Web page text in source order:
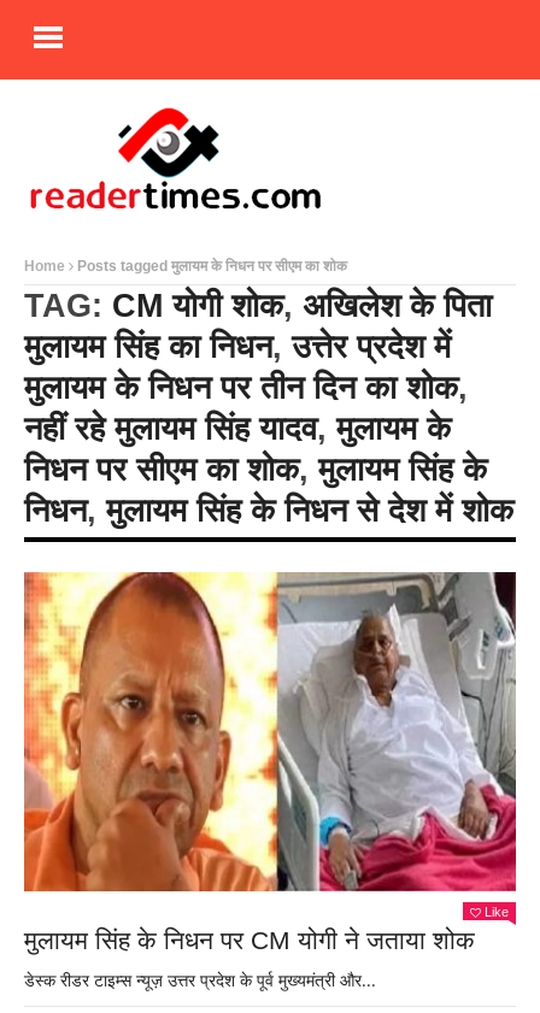
Home Posts tagged मुलायम के निधन पर सीएम का शोक
TAG: CM योगी शोक, अखिलेश के पिता
मुलायम सिंह का निधन,उत्तेर प्रदेश में
मुलायम के निधन पर तीन दिन का शोक,
नहीं रहे मुलायम सिंह यादव,मुलायम के
निधन पर सीएम का शोक,मुलायम सिंह के
निधन,मुलायम सिंह के निधन से देश में शोक
Like
मुलायम सिंह के निधन पर CM योगी ने जताया शोक
डेस्क रीडर टाइम्स न्यूज़ उत्तर प्रदेश के पूर्व मुख्यमंत्री और...